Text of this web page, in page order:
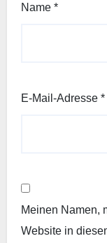
Name *
E-Mail-Adresse *
Meinen Namen,
Website in